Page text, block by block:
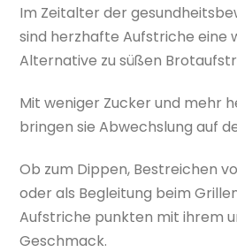
Im Zeitalter der
sind herzhafte Aufstriche eine
Alternative zu süßen
Mit weniger Zucker und mehr
bringen sie Abwechslung auf
Ob zum Dippen, Bestreichen
oder als Begleitung beim
Aufstriche punkten mit ihrem
Geschmack.